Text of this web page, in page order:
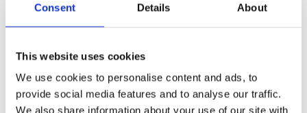
Consent Details About
This website uses cookies
We use cookies to personalise content and ads, to
provide social media features and to analyse our traffic.
We also share information about your use of our site with
Sale House 360° video